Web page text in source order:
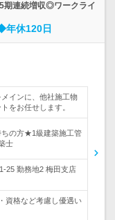
期連続増収◎ワークライ
年休120日
インに、他社施工物
をお任せします。
の方★1級建築施工管
士
25 勤務地2 梅田支店
資格など考慮し優遇い